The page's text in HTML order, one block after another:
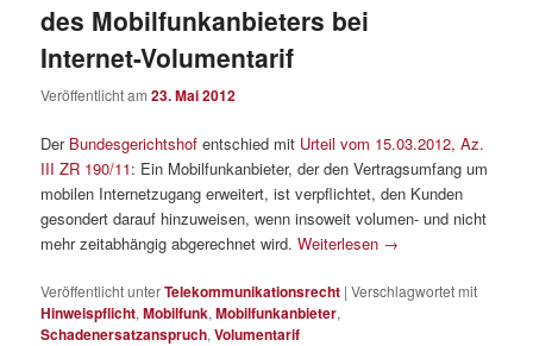
des Mobilfunkanbieters bei
Internet-Volumentarif
Veröffentlicht am23. Mai 2012
Der Bundesgerichtshof entschied mit Urteil vom 15.03.2012, Az.
III ZR 190/11: Ein Mobilfunkanbieter, der den Vertragsumfang um
mobilen Internetzugang erweitert, ist verpflichtet, den Kunden
gesondert darauf hinzuweisen, wenn insoweit volumen- und nicht
mehr zeitabhängig abgerechnet wird.Weiterlesen →
Veröffentlicht unterTelekommunikationsrecht |Verschlagwortet mit
Hinweispflicht,Mobilfunk,Mobilfunkanbieter,
Schadenersatzanspruch,Volumentarif